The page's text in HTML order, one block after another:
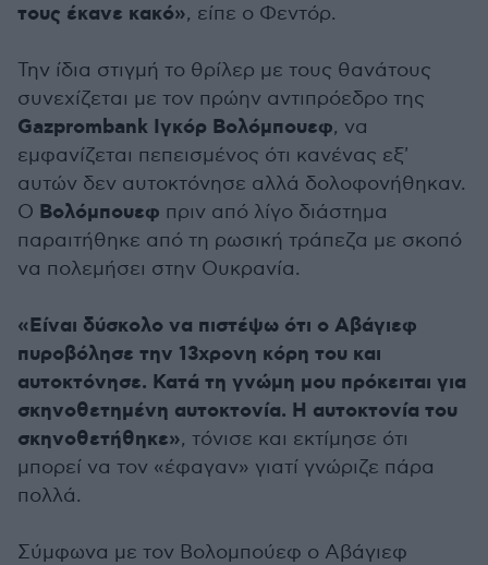
τους έκανε κακό», είπε ο Φεντόρ.
Την ίδια στιγμή το θρίλερ με τους θανάτους
συνεχίζεται με τον πρώην αντιπρόεδρο της
Gazprombank Ιγκόρ Βολόμπουεφ, να
εμφανίζεται πεπεισμένος ότι κανένας εξ'
αυτών δεν αυτοκτόνησε αλλά δολοφονήθηκαν.
Ο Βολόμπουεφ πριν από λίγο διάστημα
παραιτήθηκε από τη ρωσική τράπεζα με σκοπό
να πολεμήσει στην Ουκρανία.
«Είναι δύσκολο να πιστέψω ότι ο Αβάγιεφ
πυροβόλησε την 13χρονη κόρη του και
αυτοκτόνησε. Κατά τη γνώμη μου πρόκειται για
σκηνοθετημένη αυτοκτονία. Η αυτοκτονία του
σκηνοθετήθηκε», τόνισε και εκτίμησε ότι
μπορεί να τον «έφαγαν» γιατί γνώριζε πάρα
πολλά.
Σύμφωνα με τον Βολομπούεφ ο Αβάγιεφ